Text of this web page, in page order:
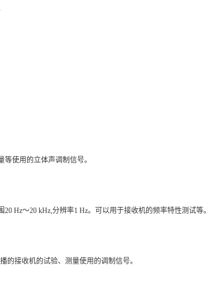
使用的立体声调制信号。
Hz～20 kHz,分辨率1 Hz。可以用于接收机的频率特性测试等。
的接收机的试验、测量使用的调制信号。